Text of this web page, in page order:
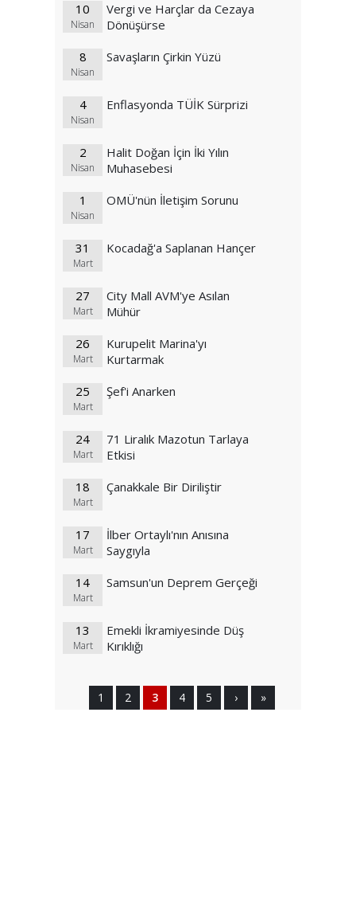
10
Nisan
Vergi ve Harçlar da Cezaya
Dönüşürse
8
Nisan
Savaşların Çirkin Yüzü
4
Nisan
Enflasyonda TÜİK Sürprizi
2
Nisan
Halit Doğan İçin İki Yılın
Muhasebesi
1
Nisan
OMÜ'nün İletişim Sorunu
31
Mart
Kocadağ'a Saplanan Hançer
27
Mart
City Mall AVM'ye Asılan
Mühür
26
Mart
Kurupelit Marina'yı
Kurtarmak
25
Mart
Şef'i Anarken
24
Mart
71 Liralık Mazotun Tarlaya
Etkisi
18
Mart
Çanakkale Bir Diriliştir
17
Mart
İlber Ortaylı'nın Anısına
Saygıyla
14
Mart
Samsun'un Deprem Gerçeği
13
Mart
Emekli İkramiyesinde Düş
Kırıklığı
1 2 3 4 5 › »